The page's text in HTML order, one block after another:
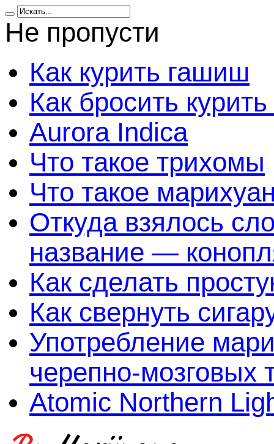
Не пропусти
Как курить гашиш
Как бросить
Aurora Indica
Что такое трихомы
Что такое
Откуда взялось
название —
Как сделать
Как свернуть
Употребление
черепно-мозговых
Atomic Northern